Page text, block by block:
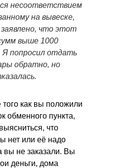
несоответствием
на вывеске,
что этот
выше 1000
Я попросил отдать
обратно, но
как вы положили
обменного пункта,
что
нет или её надо
вы не заказали. Вы
деньги, дома